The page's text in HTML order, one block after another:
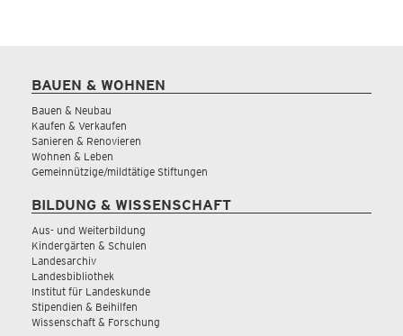
BAUEN & WOHNEN
Bauen & Neubau
Kaufen & Verkaufen
Sanieren & Renovieren
Wohnen & Leben
Gemeinnützige/mildtätige Stiftungen
BILDUNG & WISSENSCHAFT
Aus- und Weiterbildung
Kindergärten & Schulen
Landesarchiv
Landesbibliothek
Institut für Landeskunde
Stipendien & Beihilfen
Wissenschaft & Forschung